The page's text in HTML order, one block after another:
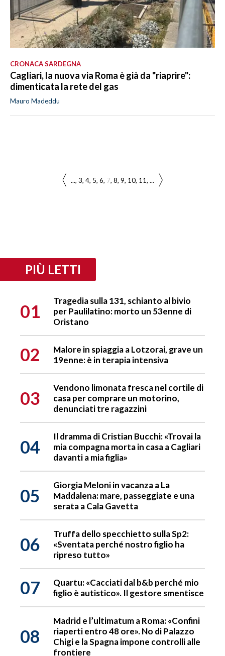
CRONACA SARDEGNA
Cagliari, la nuova via Roma è già da "riaprire":
dimenticata la rete del gas
Mauro Madeddu
... 3 4 5 6 7 8 9 10 11 ...
PIÙ LETTI
01
Tragedia sulla 131, schianto al bivio
per Paulilatino: morto un 53enne di
Oristano
02
Malore in spiaggia a Lotzorai, grave un
19enne: è in terapia intensiva
03
Vendono limonata fresca nel cortile di
casa per comprare un motorino,
denunciati tre ragazzini
04
Il dramma di Cristian Bucchi: «Trovai la
mia compagna morta in casa a Cagliari
davanti a mia figlia»
05
Giorgia Meloni in vacanza a La
Maddalena: mare, passeggiate e una
serata a Cala Gavetta
06
Truffa dello specchietto sulla Sp2:
«Sventata perché nostro figlio ha
ripreso tutto»
07
Quartu: «Cacciati dal b&b perché mio
figlio è autistico». Il gestore smentisce
08
Madrid e l’ultimatum a Roma: «Confini
riaperti entro 48 ore». No di Palazzo
Chigi e la Spagna impone controlli alle
frontiere